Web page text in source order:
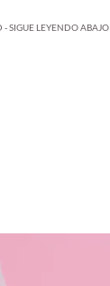
- SIGUE LEYENDO ABAJO